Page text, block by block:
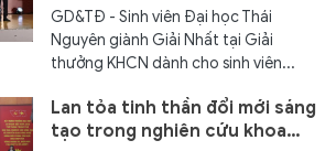
GD&TĐ - Sinh viên Đại học Thái
Nguyên giành Giải Nhất tại Giải
thưởng KHCN dành cho sinh viên...
Lan tỏa tinh thần đổi mới sáng
tạo trong nghiên cứu khoa